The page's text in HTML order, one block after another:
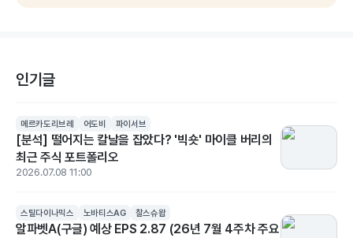
인기글
메르카도리브레 어도비 파이서브
[분석] 떨어지는 칼날을 잡았다? '빅숏' 마이클 버리의
최근 주식 포트폴리오
2026.07.08 11:00
스틸다이나믹스 노바티스AG 찰스슈왑
알파벳A(구글) 예상 EPS 2.87 (26년 7월 4주차 주요